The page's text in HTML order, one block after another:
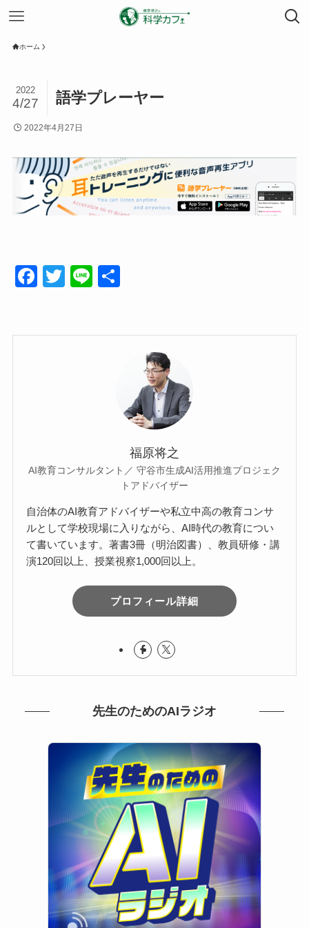
ホーム
語学プレーヤー
2022
4/27
2022年4月27日
F
e
T
er
Li 共
福原将之
AI教育コンサルタント／ 守谷市生成AI活用推進プロジェク
トアドバイザー
自治体のAI教育アドバイザーや私立中高の教育コンサ
ルとして学校現場に入りながら、AI時代の教育につい
て書いています。著書3冊（明治図書）、教員研修・講
演120回以上、授業視察1,000回以上。
プロフィール詳細
先生のためのAIラジオ